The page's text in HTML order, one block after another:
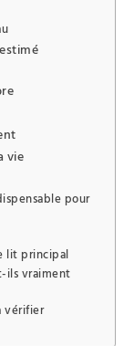
vie
pour
lit principal
ils vraiment
vérifier